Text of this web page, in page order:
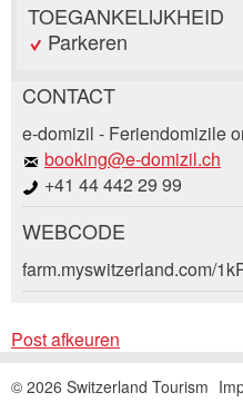
TOEGANKELIJKHEID
Parkeren
Post afkeuren
Uw feedback wordt zeer
Algemene feedback
Vermelding niet langer
Beveel deze advertentie
CONTACT
e-domizil - Feriendomizile
booking@e-domizil.ch
+41 44 442 29 99
Aankomst *
AUGUSTUS 2026
WEBCODE
farm.myswitzerland.com/
Post afkeuren
© 2026 Switzerland Tourism